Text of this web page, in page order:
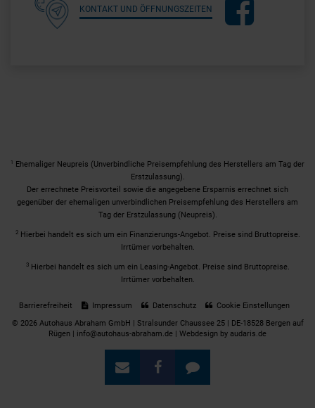
KONTAKT UND ÖFFNUNGSZEITEN
1 Ehemaliger Neupreis (Unverbindliche Preisempfehlung des Herstellers am Tag der
Erstzulassung).
Der errechnete Preisvorteil sowie die angegebene Ersparnis errechnet sich
gegenüber der ehemaligen unverbindlichen Preisempfehlung des Herstellers am
Tag der Erstzulassung (Neupreis).
2 Hierbei handelt es sich um ein Finanzierungs-Angebot. Preise sind Bruttopreise.
Irrtümer vorbehalten.
3 Hierbei handelt es sich um ein Leasing-Angebot. Preise sind Bruttopreise.
Irrtümer vorbehalten.
Barrierefreiheit Impressum Datenschutz
Cookie Einstellungen
© 2026 Autohaus Abraham GmbH | Stralsunder Chaussee 25 | DE-18528 Bergen auf
Rügen | info@autohaus-abraham.de | Webdesign by audaris.de